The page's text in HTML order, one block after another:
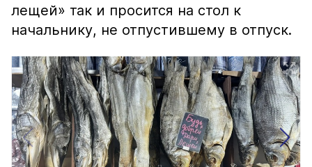
лещей» так и просится на стол к
начальнику, не отпустившему в отпуск.